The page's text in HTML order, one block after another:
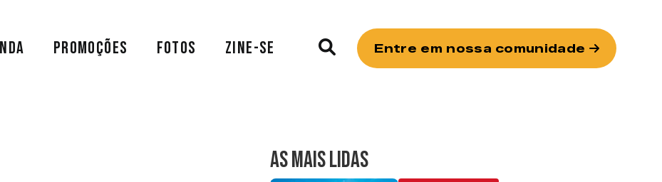
PROMOÇÕES FOTOS ZINE-SE Entre em nossa comunidade
AS MAIS LIDAS